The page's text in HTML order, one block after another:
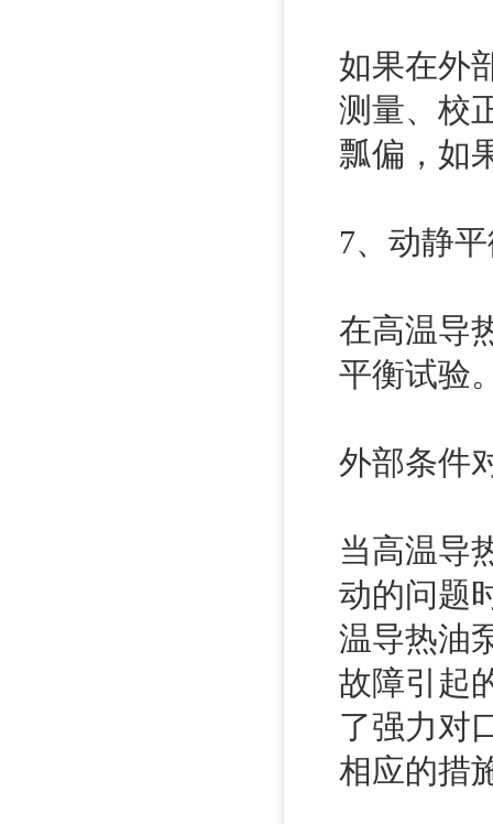
如果在外
测量、校
瓢偏，如
7、动
在高温导
平衡试验
外部条件
当高温导
动的问题
温导热油
故障引起
了强力对
相应的措